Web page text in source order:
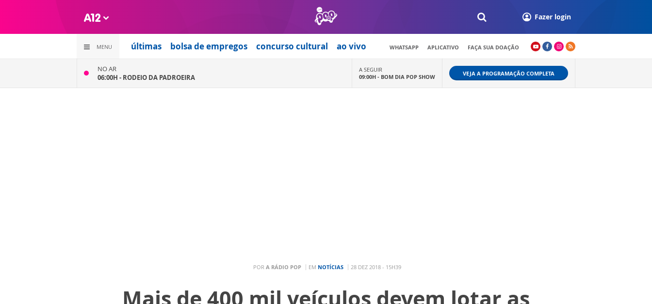
Fazer login
MENU últimas bolsa de empregos concurso cultural ao vivo WHATSAPP APLICATIVO FAÇA SUA DOAÇÃO
NO AR
06:00H - RODEIO DA PADROEIRA
A SEGUIR
09:00H - BOM DIA POP SHOW VEJA A PROGRAMAÇÃO COMPLETA
POR A RÁDIO POP EM NOTÍCIAS 28 DEZ 2018 - 15H39